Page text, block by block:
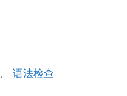
、语法检查